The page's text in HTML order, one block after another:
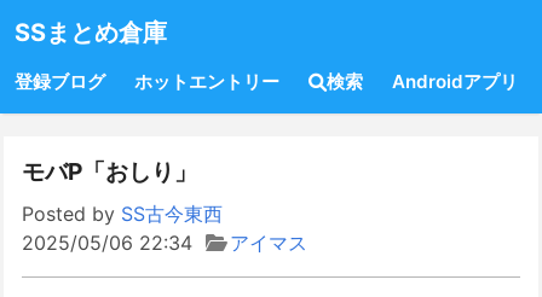
SSまとめ倉庫
登録ブログ ホットエントリー 検索 Androidアプリ
モバP「おしり」
Posted by SS古今東西
2025/05/06 22:34
アイマス